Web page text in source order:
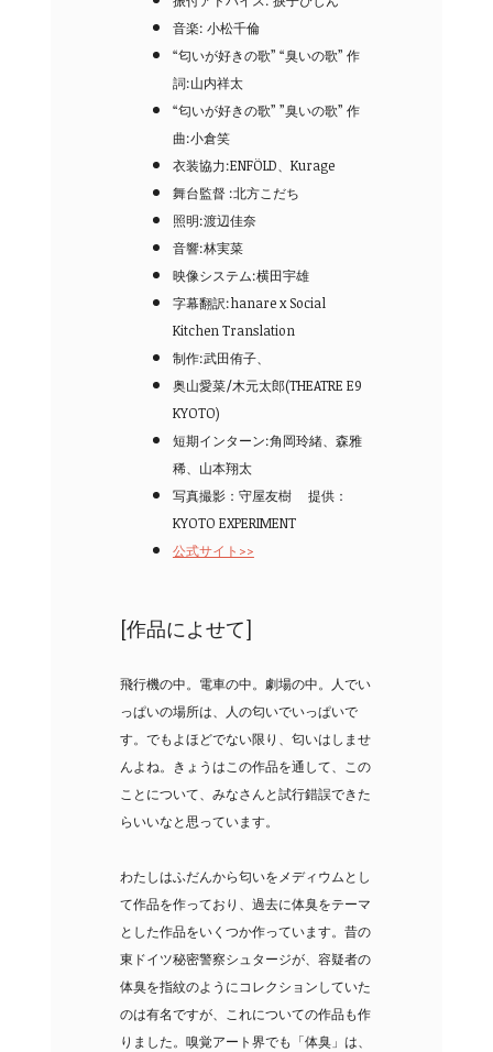
音楽: 小松千倫
“匂いが好きの歌” “臭いの歌” 作
詞:山内祥太
“匂いが好きの歌” ”臭いの歌” 作
曲:小倉笑
衣装協力:ENFÖLD、Kurage
舞台監督 :北方こだち
照明:渡辺佳奈
音響:林実菜
映像システム:横田宇雄
字幕翻訳:hanare x Social
Kitchen Translation
制作:武田侑子、
奥山愛菜/木元太郎(THEATRE E9
KYOTO)
短期インターン:角岡玲緒、森雅
稀、山本翔太
写真撮影：守屋友樹 提供：
KYOTO EXPERIMENT
公式サイト>>
[作品によせて]
飛行機の中。電車の中。劇場の中。人でい
っぱいの場所は、人の匂いでいっぱいで
す。でもよほどでない限り、匂いはしませ
んよね。きょうはこの作品を通して、この
ことについて、みなさんと試行錯誤できた
らいいなと思っています。
わたしはふだんから匂いをメディウムとし
て作品を作っており、過去に体臭をテーマ
とした作品をいくつか作っています。昔の
東ドイツ秘密警察シュタージが、容疑者の
体臭を指紋のようにコレクションしていた
のは有名ですが、これについての作品も作
りました。嗅覚アート界でも「体臭」は、